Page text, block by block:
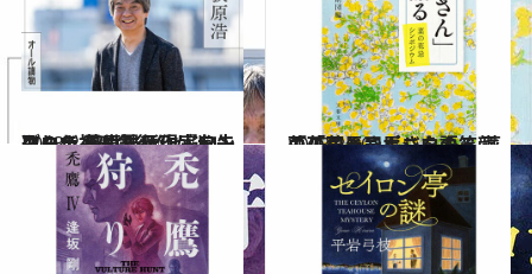
2023.2.15
コロナ禍に主人公が迷い込んだ 異世界は現実を先取り？ 荻原浩新作『ワンダーランド急行』
カルチャー 2023.2.20
菜の花と司馬さんの笑顔 『「司馬さん」を語る 菜の花忌シンポジウム』
カルチャー